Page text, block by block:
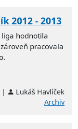
2012 - 2013
liga hodnotila
pracovala
|
Lukáš Havlíček
Archiv